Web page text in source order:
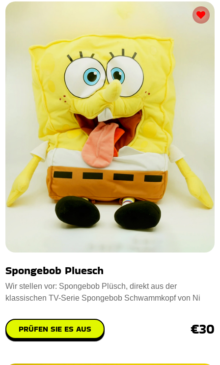
Spongebob Pluesch
Wir stellen vor: Spongebob Plüsch, direkt aus der
klassischen TV-Serie Spongebob Schwammkopf von Ni
PRÜFEN SIE ES AUS €30